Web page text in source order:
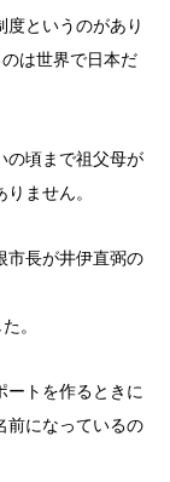
度というのがあり
は世界で日本だ
の頃まで祖父母が
ません。
市長が井伊直弼の
。
ートを作るときに
前になっているの